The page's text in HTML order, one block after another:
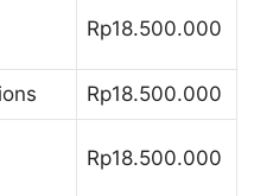
Rp18.500.000
Rp18.500.000
Rp18.500.000